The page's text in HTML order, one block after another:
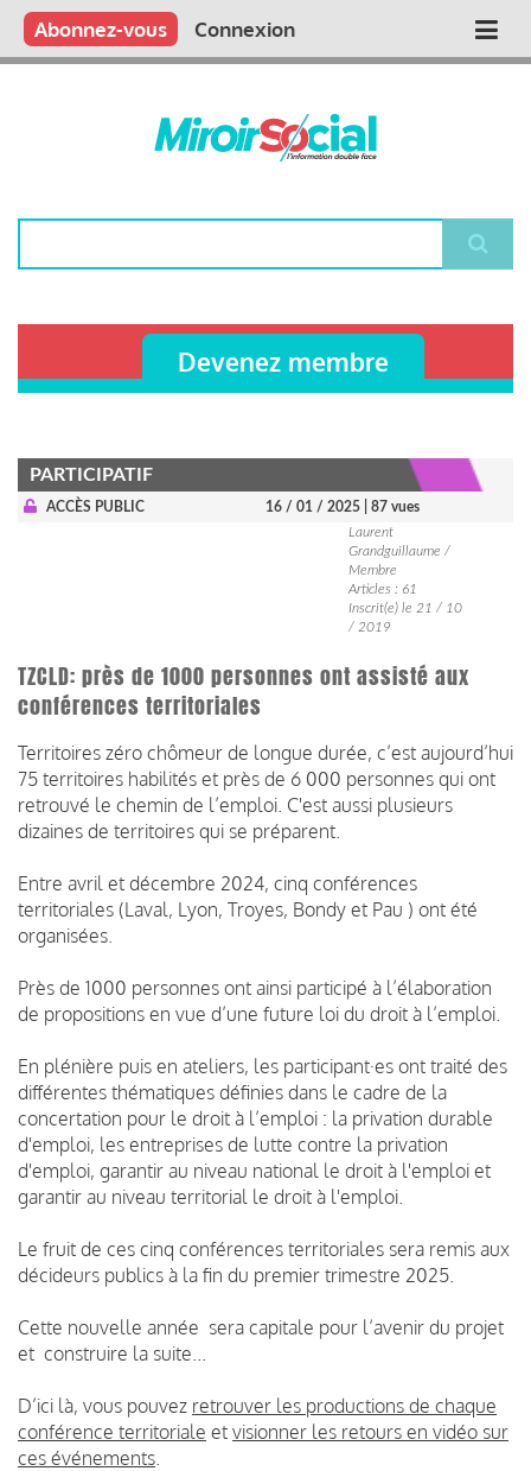
Aller
contenu
Main
Qui sommes nous ?
Vous publiez
Nous publions
Contactez-nous
Abonnez-vous Connexion
Devenez membre
PARTICIPATIF
ACCÈS PUBLIC 16 / 01 / 2025
| 87 vues
Laurent
Grandguillaume /
Membre
Articles : 61
Inscrit(e) le 21 / 10
/ 2019
TZCLD: près de 1000 personnes ont assisté aux
conférences territoriales
Territoires zéro chômeur de longue durée, c’est aujourd’hui
75 territoires habilités et près de 6 000 personnes qui ont
retrouvé le chemin de l’emploi. C'est aussi plusieurs
dizaines de territoires qui se préparent.
Entre avril et décembre 2024, cinq conférences
territoriales (Laval, Lyon, Troyes, Bondy et Pau ) ont été
organisées.
Près de 1000 personnes ont ainsi participé à l’élaboration
de propositions en vue d’une future loi du droit à l’emploi.
En plénière puis en ateliers, les participant·es ont traité des
différentes thématiques définies dans le cadre de la
concertation pour le droit à l’emploi : la privation durable
d'emploi, les entreprises de lutte contre la privation
d'emploi, garantir au niveau national le droit à l'emploi et
garantir au niveau territorial le droit à l'emploi.
Le fruit de ces cinq conférences territoriales sera remis aux
décideurs publics à la fin du premier trimestre 2025.
Cette nouvelle année sera capitale pour l’avenir du projet
et construire la suite...
D’ici là, vous pouvez retrouver les productions de chaque
conférence territoriale et visionner les retours en vidéo sur
ces événements